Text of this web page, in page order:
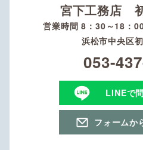
宮下工務店
営業時間 8：30～18：
浜松市中央区
053-
LINEで
フォームか